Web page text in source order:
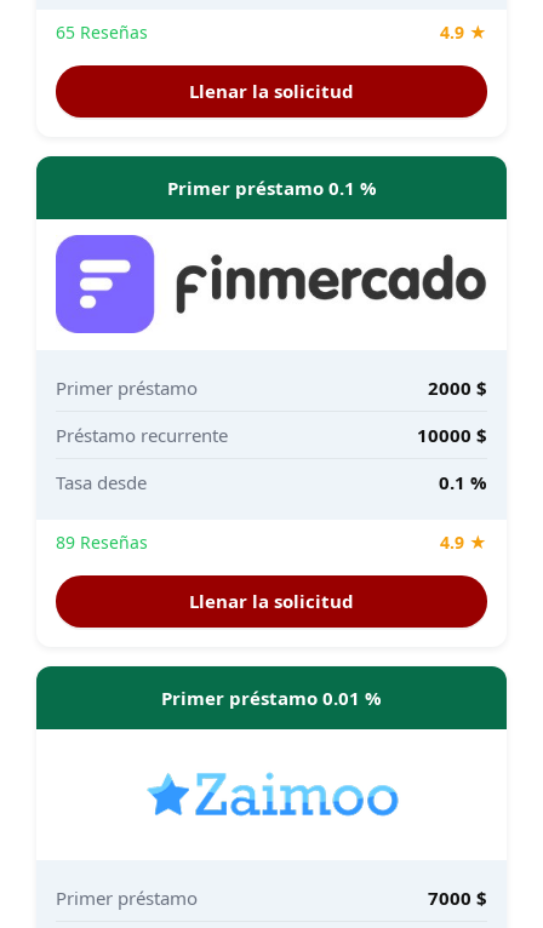
65 Reseñas 4.9 ★
Llenar la solicitud
Primer préstamo 0.1 %
Primer préstamo
2000 $
Préstamo recurrente
10000 $
Tasa desde
0.1 %
89 Reseñas 4.9 ★
Llenar la solicitud
Primer préstamo 0.01 %
Primer préstamo
7000 $